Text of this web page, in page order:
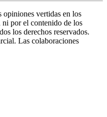
opiniones vertidas en los
por el contenido de los
los derechos reservados.
Las colaboraciones